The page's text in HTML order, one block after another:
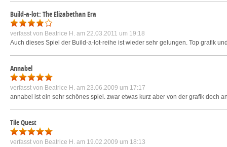
Build-a-lot: The Elizabethan Era
verfasst von Beatrice H. am 22.03.2011 um 19:18
Auch dieses Spiel der Build-a-lot-reihe ist wieder sehr gelungen. Top grafik
Annabel
verfasst von Beatrice H. am 23.06.2009 um 17:17
annabel ist ein sehr schönes spiel. zwar etwas kurz aber von der grafik doch
Tile Quest
verfasst von Beatrice H. am 19.02.2009 um 18:13